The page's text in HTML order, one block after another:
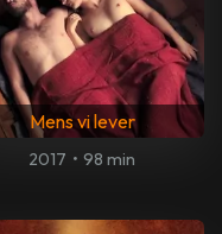
Mens vi lever
2017 • 98 min